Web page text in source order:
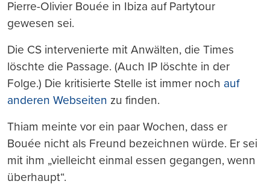
Pierre-Olivier Bouée in Ibiza auf Partytour
gewesen sei.
Die CS intervenierte mit Anwälten, die Times
löschte die Passage. (Auch IP löschte in der
Folge.) Die kritisierte Stelle ist immer noch auf
anderen Webseiten zu finden.
Thiam meinte vor ein paar Wochen, dass er
Bouée nicht als Freund bezeichnen würde. Er sei
mit ihm „vielleicht einmal essen gegangen, wenn
überhaupt“.